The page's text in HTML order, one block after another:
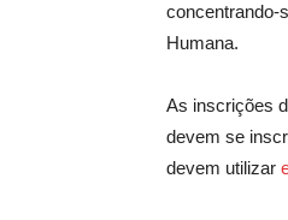
concentrando-
Humana.
As inscrições
devem se
devem utilizar